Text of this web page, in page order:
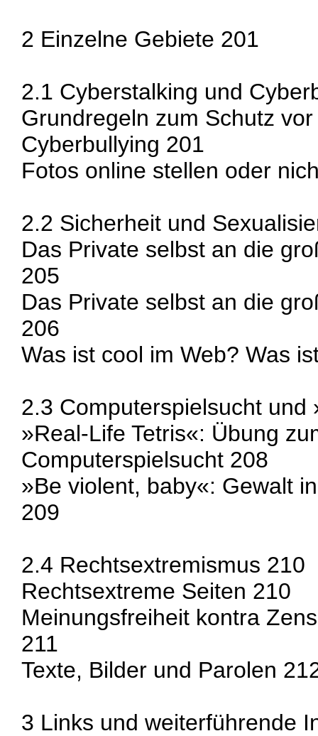
2 Einzelne Gebiete 201
2.1 Cyberstalking und
Grundregeln zum Schutz
Cyberbullying 201
Fotos online stellen oder
2.2 Sicherheit und
Das Private selbst an die
205
Das Private selbst an die
206
Was ist cool im Web? Was
2.3 Computerspielsucht und
»Real-Life Tetris«: Übung
Computerspielsucht 208
»Be violent, baby«: Gewalt
209
2.4 Rechtsextremismus 210
Rechtsextreme Seiten 210
Meinungsfreiheit kontra
211
Texte, Bilder und Parolen
3 Links und weiterführende